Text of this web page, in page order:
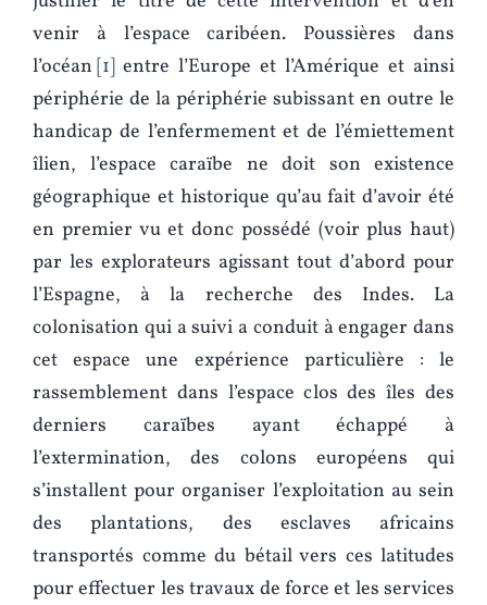
venir à l’espace caribéen. Poussières dans
l’océan 1 entre l’Europe et l’Amérique et ainsi
périphérie de la périphérie subissant en outre le
handicap de l’enfermement et de l’émiettement
îlien, l’espace caraïbe ne doit son existence
géographique et historique qu’au fait d’avoir été
en premier vu et donc possédé (voir plus haut)
par les explorateurs agissant tout d’abord pour
l’Espagne, à la recherche des Indes. La
colonisation qui a suivi a conduit à engager dans
cet espace une expérience particulière : le
rassemblement dans l’espace clos des îles des
derniers caraïbes ayant échappé à
l’extermination, des colons européens qui
s’installent pour organiser l’exploitation au sein
des plantations, des esclaves africains
transportés comme du bétail vers ces latitudes
pour effectuer les travaux de force et les services